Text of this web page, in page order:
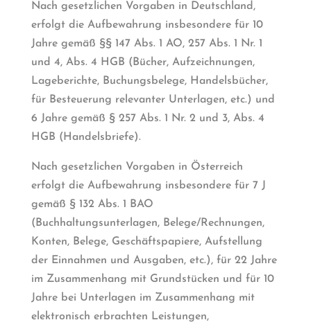
Nach gesetzlichen Vorgaben in Deutschland,
erfolgt die Aufbewahrung insbesondere für 10
Jahre gemäß §§ 147 Abs. 1 AO, 257 Abs. 1 Nr. 1
und 4, Abs. 4 HGB (Bücher, Aufzeichnungen,
Lageberichte, Buchungsbelege, Handelsbücher,
für Besteuerung relevanter Unterlagen, etc.) und
6 Jahre gemäß § 257 Abs. 1 Nr. 2 und 3, Abs. 4
HGB (Handelsbriefe).
Nach gesetzlichen Vorgaben in Österreich
erfolgt die Aufbewahrung insbesondere für 7 J
gemäß § 132 Abs. 1 BAO
(Buchhaltungsunterlagen, Belege/Rechnungen,
Konten, Belege, Geschäftspapiere, Aufstellung
der Einnahmen und Ausgaben, etc.), für 22 Jahre
im Zusammenhang mit Grundstücken und für 10
Jahre bei Unterlagen im Zusammenhang mit
elektronisch erbrachten Leistungen,